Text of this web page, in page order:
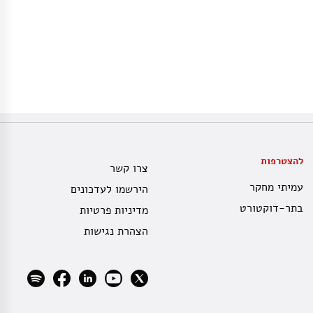
להצטרפות
עמיתי מחקר
בתר-דוקטורט
צרו קשר
הירשמו לעדכונים
מדיניות פרטיות
הצהרת נגישות